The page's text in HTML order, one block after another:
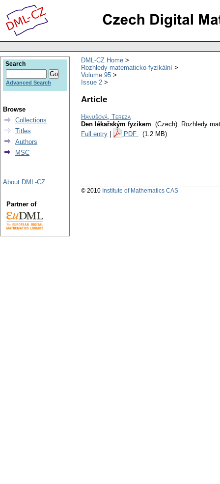
DML-CZ Home
Rozhledy matematicko-fyzikální
Volume 95
Issue 2
Article
Hanušová, Tereza
Den lékařským fyzikem. (Czech). Rozhledy
Full entry
PDF (1.2 MB)
Search
Advanced Search
Browse
Collections
Titles
Authors
MSC
About DML-CZ
Partner of
© 2010 Institute of Mathematics CAS